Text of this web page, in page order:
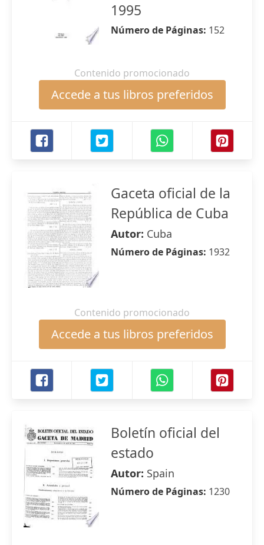
1995
Número de Páginas: 152
Contenido promocionado
Accede a tus libros preferidos
Gaceta oficial de la
República de Cuba
Autor: Cuba
Número de Páginas: 1932
Contenido promocionado
Accede a tus libros preferidos
Boletín oficial del
estado
Autor: Spain
Número de Páginas: 1230